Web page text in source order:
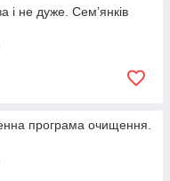
і не дуже. Сем’янків
програма очищення.